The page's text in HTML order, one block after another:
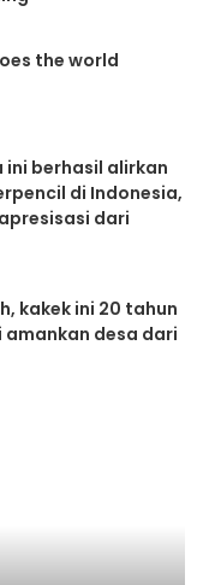
the world
berhasil alirkan
di Indonesia,
dari
kakek ini 20 tahun
desa dari